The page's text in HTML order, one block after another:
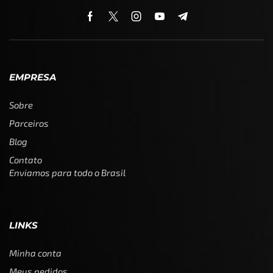
EMPRESA
Sobre
Parceiros
Blog
Contato
Enviamos para todo o Brasil
LINKS
Minha conta